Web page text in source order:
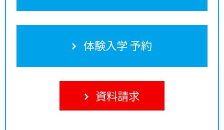
体験入学 予約
資料請求